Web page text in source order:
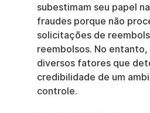
subestimam seu papel
fraudes porque não
solicitações de
reembolsos. No entanto,
diversos fatores que
credibilidade de um
controle.